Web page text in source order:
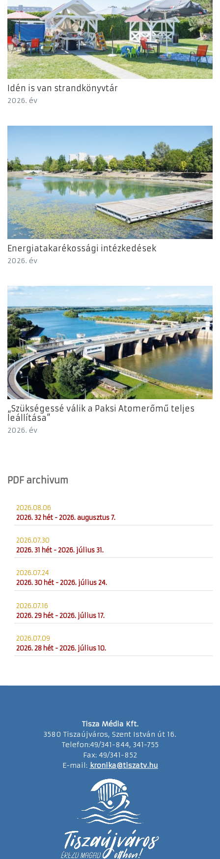
Idén is van strandkönyvtár
2026. év
Energiatakarékossági intézkedések
2026. év
„Szükségessé válik a Paksi Atomerőmű teljes
leállítása”
2026. év
PDF archivum
2026.08.06
2026. 32 hét - 2026. augusztus 7.
2026.07.30
2026. 31 hét - 2026. július 31.
2026.07.24
2026. 30 hét - 2026. július 24.
2026.07.16
2026. 29 hét - 2026. július 17.
2026.07.09
2026. 28 hét - 2026. július 10.
Tisza Média Kft.
3580 Tiszaújváros, Szent István út 16.
Telefon:49/341-844, 341-755
Fax: 49/341-852
E-mail: kronika@tiszatv.hu